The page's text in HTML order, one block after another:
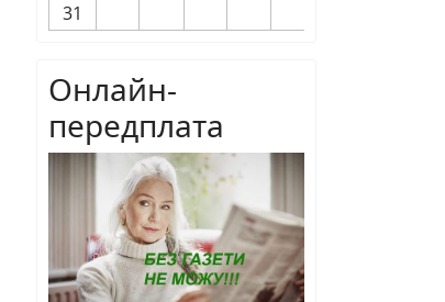
31
Онлайн-
передплата